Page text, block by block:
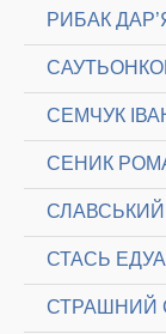
РИБАК
СЕМЧУК
СЕНИК
СТАСЬ
СТРАШНИЙ